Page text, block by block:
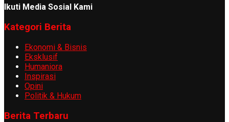
Ikuti Media Sosial Kami
Kategori Berita
Ekonomi & Bisnis
Eksklusif
Humaniora
Inspirasi
Opini
Politik & Hukum
Berita Terbaru